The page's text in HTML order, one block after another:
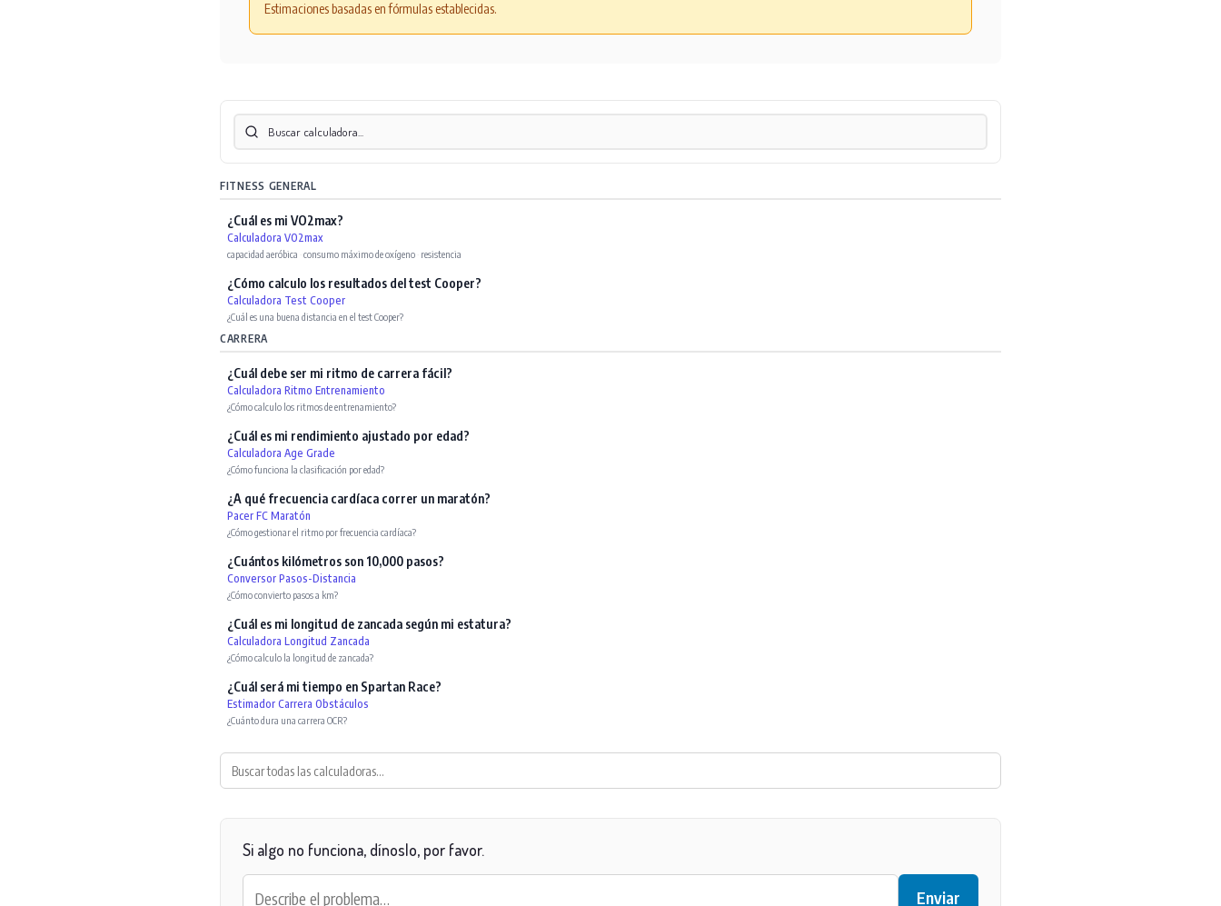
Estimaciones basadas en fórmulas establecidas.
FITNESS GENERAL
¿Cuál es mi VO2max?
Calculadora VO2max
capacidad aeróbica consumo máximo de oxígeno resistencia
¿Cómo calculo los resultados del test Cooper?
Calculadora Test Cooper
¿Cuál es una buena distancia en el test Cooper?
CARRERA
¿Cuál debe ser mi ritmo de carrera fácil?
Calculadora Ritmo Entrenamiento
¿Cómo calculo los ritmos de entrenamiento?
¿Cuál es mi rendimiento ajustado por edad?
Calculadora Age Grade
¿Cómo funciona la clasificación por edad?
¿A qué frecuencia cardíaca correr un maratón?
Pacer FC Maratón
¿Cómo gestionar el ritmo por frecuencia cardíaca?
¿Cuántos kilómetros son 10,000 pasos?
Conversor Pasos-Distancia
¿Cómo convierto pasos a km?
¿Cuál es mi longitud de zancada según mi estatura?
Calculadora Longitud Zancada
¿Cómo calculo la longitud de zancada?
¿Cuál será mi tiempo en Spartan Race?
Estimador Carrera Obstáculos
¿Cuánto dura una carrera OCR?
Si algo no funciona, dínoslo, por favor.
Enviar